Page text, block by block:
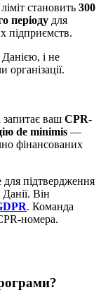
становить 300
періоду для
підприємств.
і не
ваш CPR-
de minimis —
фінансованих
для підтвердження
Він
. Команда
номера.